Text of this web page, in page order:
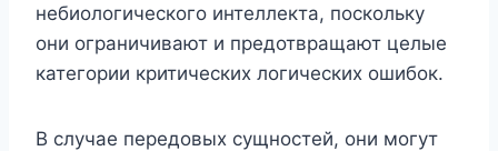
небиологического интеллекта, поскольку
они ограничивают и предотвращают целые
категории критических логических ошибок.
В случае передовых сущностей, они могут